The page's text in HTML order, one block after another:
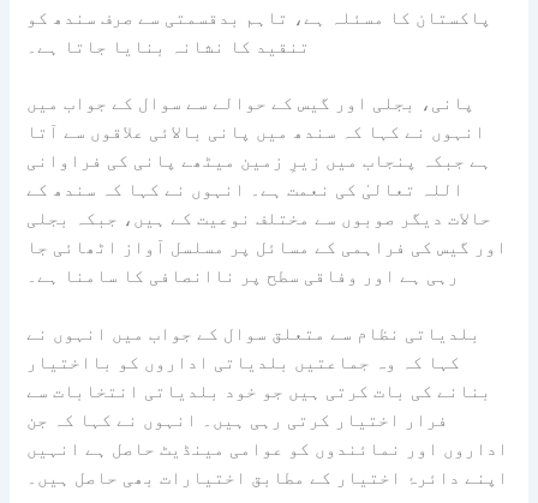
پاکستان کا مسئلہ ہے، تاہم بدقسمتی سے صرف سندھ کو
تنقید کا نشانہ بنایا جاتا ہے۔
پانی، بجلی اور گیس کے حوالے سے سوال کے جواب میں
انہوں نے کہا کہ سندھ میں پانی بالائی علاقوں سے آتا
ہے جبکہ پنجاب میں زیرِ زمین میٹھے پانی کی فراوانی
اللہ تعالیٰ کی نعمت ہے۔ انہوں نے کہا کہ سندھ کے
حالات دیگر صوبوں سے مختلف نوعیت کے ہیں، جبکہ بجلی
اور گیس کی فراہمی کے مسائل پر مسلسل آواز اٹھائی جا
رہی ہے اور وفاقی سطح پر ناانصافی کا سامنا ہے۔
بلدیاتی نظام سے متعلق سوال کے جواب میں انہوں نے
کہا کہ وہ جماعتیں بلدیاتی اداروں کو بااختیار
بنانے کی بات کرتی ہیں جو خود بلدیاتی انتخابات سے
فرار اختیار کرتی رہی ہیں۔ انہوں نے کہا کہ جن
اداروں اور نمائندوں کو عوامی مینڈیٹ حاصل ہے انہیں
اپنے دائرۂ اختیار کے مطابق اختیارات بھی حاصل ہیں۔